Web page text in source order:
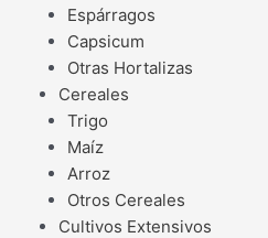
Espárragos
Capsicum
Otras Hortalizas
Cereales
Trigo
Maíz
Arroz
Otros Cereales
Cultivos Extensivos